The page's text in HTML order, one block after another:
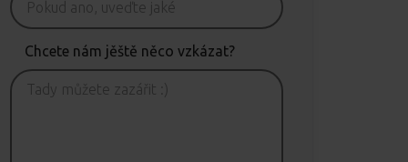
Chcete nám jěště něco vzkázat?